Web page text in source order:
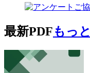
最新PDFもっ